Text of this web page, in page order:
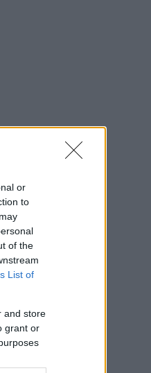
or
to
of the
List of
and store
grant or